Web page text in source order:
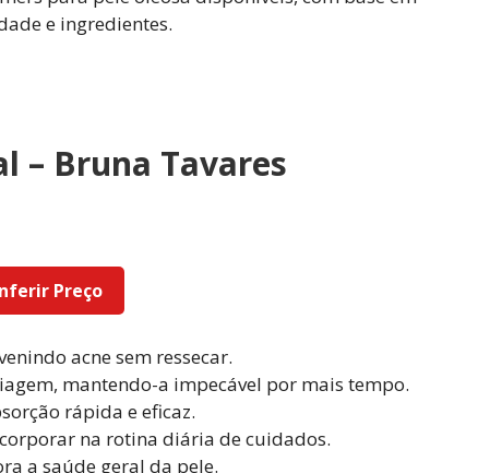
e ingredientes.
– Bruna Tavares
Preço
acne sem ressecar.
mantendo-a impecável por mais tempo.
rápida e eficaz.
na rotina diária de cuidados.
a saúde geral da pele.